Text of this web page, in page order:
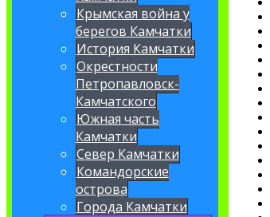
Крымская война у
берегов Камчатки
История Камчатки
Окрестности
Петропавловск-
Камчатского
Южная часть
Камчатки
Север Камчатки
Командорские
острова
Города Камчатки